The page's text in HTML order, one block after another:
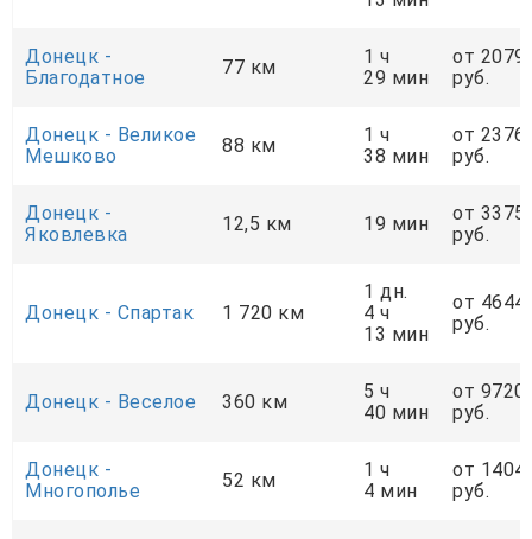
Донецк -
Благодатное
77 км
1 ч
29 мин
от 2079
руб.
Донецк - Великое
Мешково
88 км
1 ч
38 мин
от 2376
руб.
Донецк -
Яковлевка
12,5 км 19 мин
от 3375
руб.
Донецк - Спартак 1 720 км
1 дн.
4 ч
13 мин
от
руб.
Донецк - Веселое 360 км
5 ч
40 мин
от 9720
руб.
Донецк -
Многополье
52 км
1 ч
4 мин
от 1404
руб.